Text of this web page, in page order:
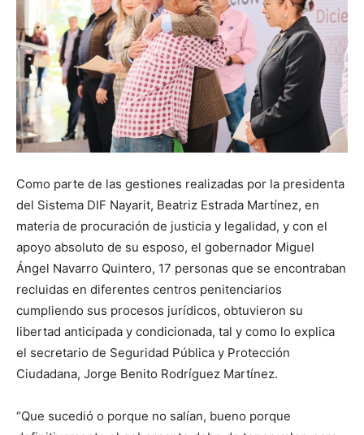
Como parte de las gestiones realizadas por la presidenta
del Sistema DIF Nayarit, Beatriz Estrada Martínez, en
materia de procuración de justicia y legalidad, y con el
apoyo absoluto de su esposo, el gobernador Miguel
Ángel Navarro Quintero, 17 personas que se encontraban
recluidas en diferentes centros penitenciarios
cumpliendo sus procesos jurídicos, obtuvieron su
libertad anticipada y condicionada, tal y como lo explica
el secretario de Seguridad Pública y Protección
Ciudadana, Jorge Benito Rodríguez Martínez.
“Que sucedió o porque no salían, bueno porque